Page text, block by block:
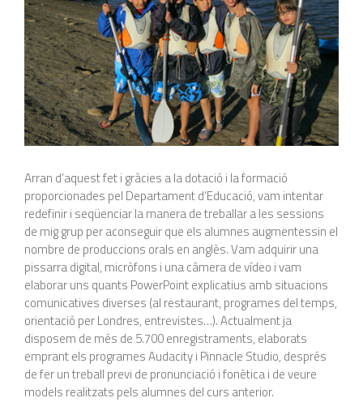
Arran d’aquest fet i gràcies a la dotació i la formació
proporcionades pel Departament d’Educació, vam intentar
redefinir i seqüenciar la manera de treballar a les sessions
de mig grup per aconseguir que els alumnes augmentessin el
nombre de produccions orals en anglès. Vam adquirir una
pissarra digital, micròfons i una càmera de vídeo i vam
elaborar uns quants PowerPoint explicatius amb situacions
comunicatives diverses (al restaurant, programes del temps,
orientació per Londres, entrevistes…). Actualment ja
disposem de més de 5.700 enregistraments, elaborats
emprant els programes Audacity i Pinnacle Studio, després
de fer un treball previ de pronunciació i fonètica i de veure
models realitzats pels alumnes del curs anterior.